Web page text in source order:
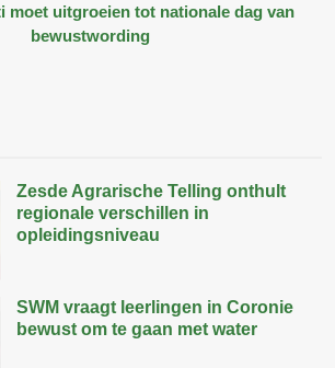
moet uitgroeien tot nationale dag van
bewustwording
Zesde Agrarische Telling onthult
regionale verschillen in
opleidingsniveau
SWM vraagt leerlingen in Coronie
bewust om te gaan met water